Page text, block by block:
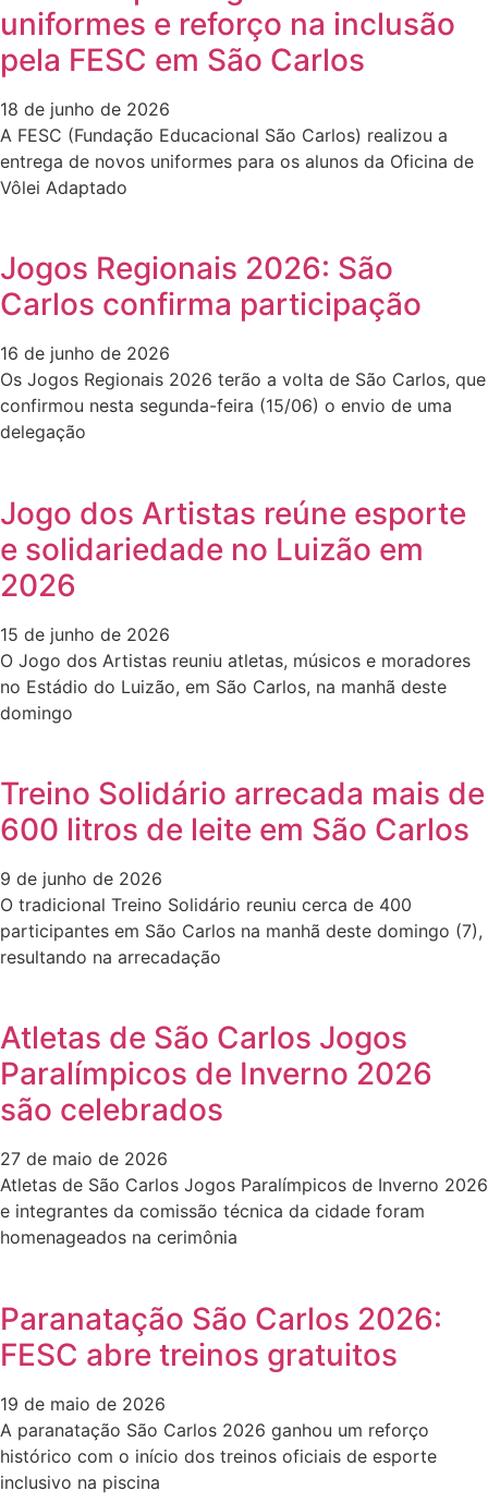
uniformes e reforço na inclusão
pela FESC em São Carlos
18 de junho de 2026
A FESC (Fundação Educacional São Carlos) realizou a
entrega de novos uniformes para os alunos da Oficina de
Vôlei Adaptado
Jogos Regionais 2026: São
Carlos confirma participação
16 de junho de 2026
Os Jogos Regionais 2026 terão a volta de São Carlos, que
confirmou nesta segunda-feira (15/06) o envio de uma
delegação
Jogo dos Artistas reúne esporte
e solidariedade no Luizão em
2026
15 de junho de 2026
O Jogo dos Artistas reuniu atletas, músicos e moradores
no Estádio do Luizão, em São Carlos, na manhã deste
domingo
Treino Solidário arrecada mais de
600 litros de leite em São Carlos
9 de junho de 2026
O tradicional Treino Solidário reuniu cerca de 400
participantes em São Carlos na manhã deste domingo (7),
resultando na arrecadação
Atletas de São Carlos Jogos
Paralímpicos de Inverno 2026
são celebrados
27 de maio de 2026
Atletas de São Carlos Jogos Paralímpicos de Inverno 2026
e integrantes da comissão técnica da cidade foram
homenageados na cerimônia
Paranatação São Carlos 2026:
FESC abre treinos gratuitos
19 de maio de 2026
A paranatação São Carlos 2026 ganhou um reforço
histórico com o início dos treinos oficiais de esporte
inclusivo na piscina